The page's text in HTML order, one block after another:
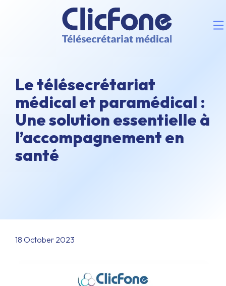
Le télésecrétariat
médical et paramédical :
Une solution essentielle à
l’accompagnement en
santé
18 October 2023